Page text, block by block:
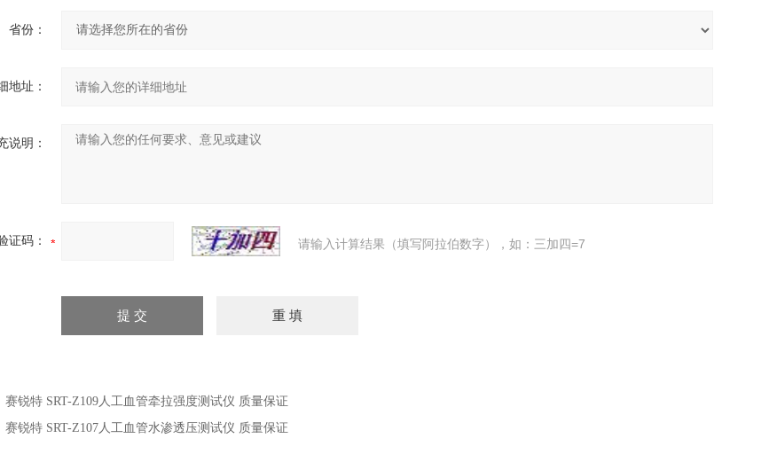
省份：
地址：
说明：
证码： 请输入计算结果（填写阿拉伯数字），如：三加四=7
赛锐特 SRT-Z109人工血管牵拉强度测试仪 质量保证
赛锐特 SRT-Z107人工血管水渗透压测试仪 质量保证